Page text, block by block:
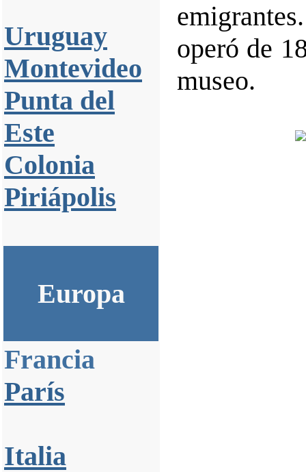
Uruguay
Montevideo
Punta del
Este
Colonia
Piriápolis
Europa
Francia
París
Italia
operó de
museo.